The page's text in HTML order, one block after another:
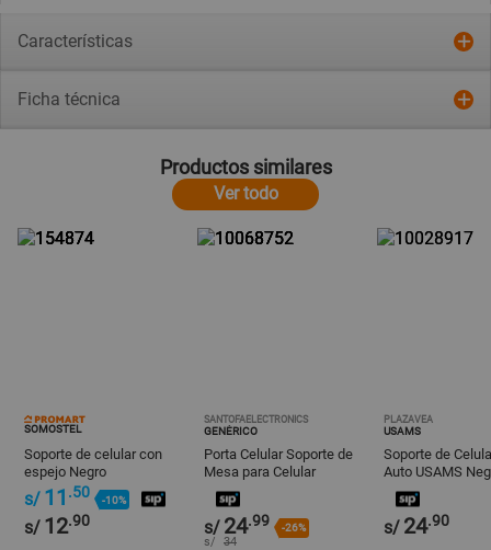
Características
Ficha técnica
Productos similares
Ver todo
SOMOSTEL
Soporte de celular con
espejo Negro
s/ 11 .50 -10%
s/ 12.90
SANTOFAELECTRONICS
GENÉRICO
Porta Celular Soporte de
Mesa para Celular
Expandible 38 cm
s/ 24.99 -26%
s/ 34
PLAZAVEA
USAMS
Soporte de
Auto USAMS
s/ 24.90